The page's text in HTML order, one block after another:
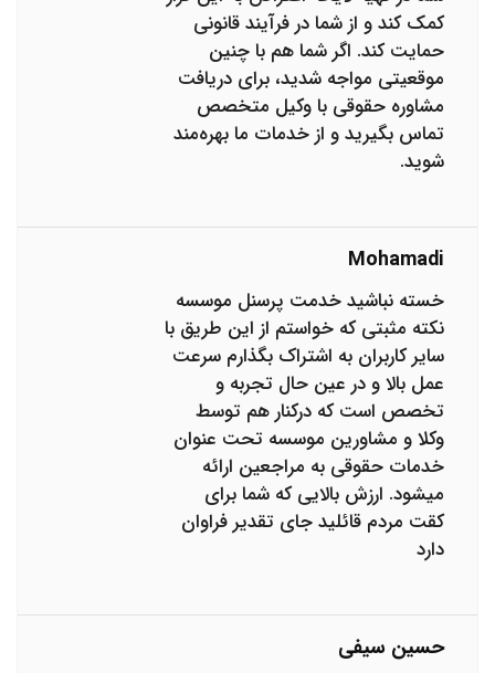
کمک کند و از شما در فرآیند قانونی
حمایت کند. اگر شما هم با چنین
موقعیتی مواجه شدید، برای دریافت
مشاوره حقوقی با وکیل متخصص
تماس بگیرید و از خدمات ما بهره‌مند
شوید.
Mohamadi
خسته نباشید خدمت پرسنل موسسه
نکته مثبتی که خواستم از این طریق با
سایر کاربران به اشتراک بگذارم سرعت
عمل بالا و در عین حال تجربه و
تخصص است که درکنار هم توسط
وکلا و مشاورین موسسه تحت عنوان
خدمات حقوقی به مراجعین ارائه
میشود. ارزش بالایی که شما برای
کقت مردم قائلید جای تقدیر فراوان
دارد
حسین سیفی